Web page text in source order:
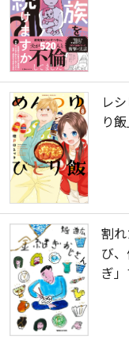
レ
り
割
び
ぎ